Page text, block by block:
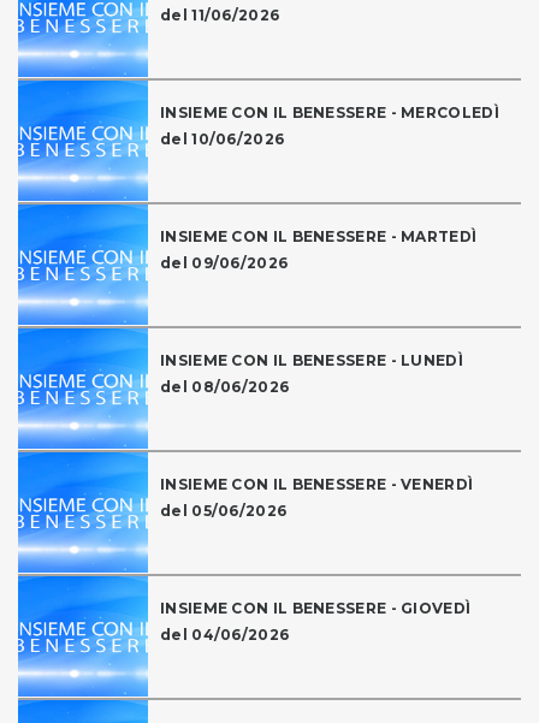
del 11/06/2026
INSIEME CON IL BENESSERE - MERCOLEDÌ
del 10/06/2026
INSIEME CON IL BENESSERE - MARTEDÌ
del 09/06/2026
INSIEME CON IL BENESSERE - LUNEDÌ
del 08/06/2026
INSIEME CON IL BENESSERE - VENERDÌ
del 05/06/2026
INSIEME CON IL BENESSERE - GIOVEDÌ
del 04/06/2026